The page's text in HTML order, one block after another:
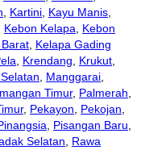
, Kartini, Kayu Manis,
Kebon Kelapa, Kebon
, Kelapa Gading
, Krendang, Krukut,
, Manggarai,
Timur, Palmerah,
, Pekayon, Pekojan,
, Pisangan Baru,
Selatan, Rawa